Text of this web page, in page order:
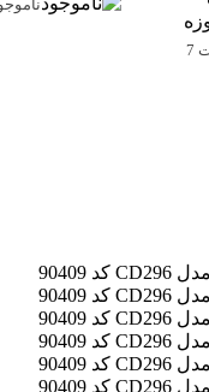
ضمانت بازگشت 7